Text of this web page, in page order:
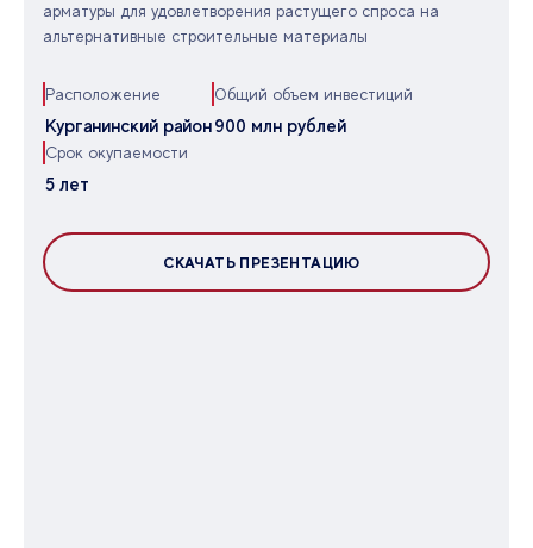
арматуры для удовлетворения растущего спроса на
альтернативные строительные материалы
Расположение
Курганинский район
Общий объем инвестиций
900 млн рублей
Срок окупаемости
5 лет
СКАЧАТЬ ПРЕЗЕНТАЦИЮ